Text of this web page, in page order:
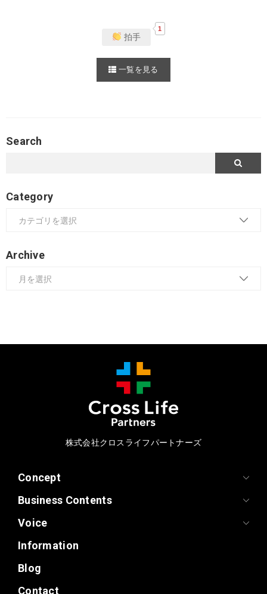
拍手
1
一覧を見る
Search
Category
Archive
株式会社クロスライフパートナーズ
Concept
Business Contents
Voice
Information
Blog
Contact